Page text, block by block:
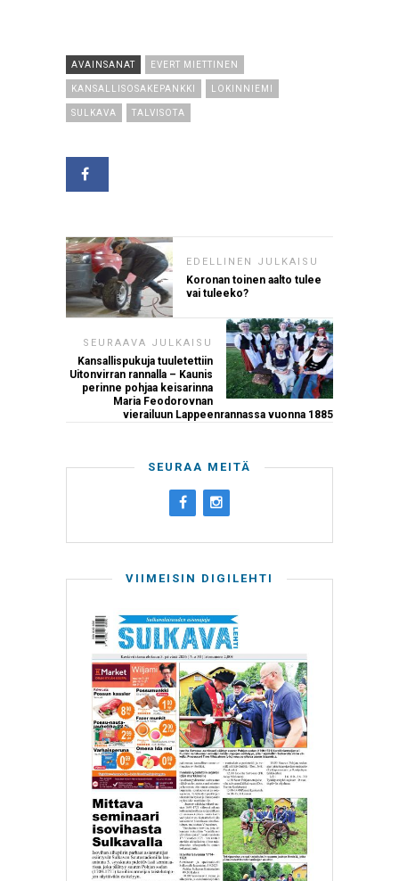
AVAINSANAT EVERT MIETTINEN
KANSALLISOSAKEPANKKI LOKINNIEMI
SULKAVA TALVISOTA
EDELLINEN JULKAISU
Koronan toinen aalto tulee
vai tuleeko?
SEURAAVA JULKAISU
Kansallispukuja tuuletettiin
Uitonvirran rannalla – Kaunis
perinne pohjaa keisarinna
Maria Feodorovnan
vierailuun Lappeenrannassa vuonna 1885
SEURAA MEITÄ
VIIMEISIN DIGILEHTI